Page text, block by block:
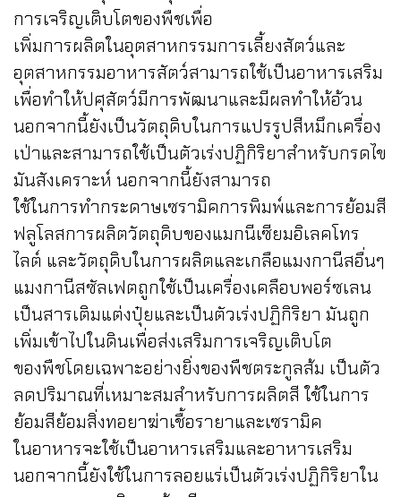
การเจริญเติบโตของพืชเพื่อ
เพิ่มการผลิตในอุตสาหกรรมการเลี้ยงสัตว์และ
อุตสาหกรรมอาหารสัตว์สามารถใช้เป็นอาหารเสริม
เพื่อทำให้ปศุสัตว์มีการพัฒนาและมีผลทำให้อ้วน
นอกจากนี้ยังเป็นวัตถุดิบในการแปรรูปสีหมึกเครื่อง
เป่าและสามารถใช้เป็นตัวเร่งปฏิกิริยาสำหรับกรดไข
มันสังเคราะห์ นอกจากนี้ยังสามารถ
ใช้ในการทำกระดาษเซรามิคการพิมพ์และการย้อมสี
ฟลูโลสการผลิตวัตถุดิบของแมกนีเซียมอิเลคโทร
ไลต์ และวัตถุดิบในการผลิตและเกลือแมงกานีสอื่นๆ
แมงกานีสซัลเฟตถูกใช้เป็นเครื่องเคลือบพอร์ซเลน
เป็นสารเติมแต่งปุ๋ยและเป็นตัวเร่งปฏิกิริยา มันถูก
เพิ่มเข้าไปในดินเพื่อส่งเสริมการเจริญเติบโต
ของพืชโดยเฉพาะอย่างยิ่งของพืชตระกูลส้ม เป็นตัว
ลดปริมาณที่เหมาะสมสำหรับการผลิตสี ใช้ในการ
ย้อมสีย้อมสิ่งทอยาฆ่าเชื้อรายาและเซรามิค
ในอาหารจะใช้เป็นอาหารเสริมและอาหารเสริม
นอกจากนี้ยังใช้ในการลอยแร่เป็นตัวเร่งปฏิกิริยาใน